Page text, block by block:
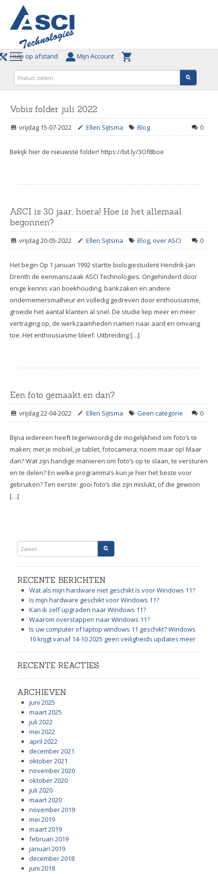
Hulp op afstand Mijn Account
Vobis folder juli 2022
0
vrijdag 15-07-2022 Ellen Sijtsma Blog
Bekijk hier de nieuwste folder! https://bit.ly/3Of8boe
ASCI is 30 jaar, hoera! Hoe is het allemaal
begonnen?
0
vrijdag 20-05-2022 Ellen Sijtsma Blog,over ASCI
Het begin Op 1 januari 1992 startte biologiestudent Hendrik-Jan
Drenth de eenmanszaak ASCI Technologies. Ongehinderd door
enige kennis van boekhouding, bankzaken en andere
ondernemersmalheur en volledig gedreven door enthousiasme,
groeide het aantal klanten al snel. De studie liep meer en meer
vertraging op, de werkzaamheden namen naar aard en omvang
toe. Het enthousiasme bleef. Uitbreiding […]
Een foto gemaakt en dan?
0
vrijdag 22-04-2022 Ellen Sijtsma Geen categorie
Bijna iedereen heeft tegenwoordig de mogelijkheid om foto’s te
maken; met je mobiel, je tablet, fotocamera; noem maar op! Maar
dan? Wat zijn handige manieren om foto’s op te slaan, te versturen
en te delen? En welke programma’s kun je hier het beste voor
gebruiken? Ten eerste: gooi foto’s die zijn mislukt, of die gewoon
[…]
RECENTE BERICHTEN
Wat als mijn hardware niet geschikt is voor Windows 11?
Is mijn hardware geschikt voor Windows 11?
Kan ik zelf upgraden naar Windows 11?
Waarom overstappen naar Windows 11?
Is uw computer of laptop windows 11 geschikt? Windows
10 krijgt vanaf 14-10 2025 geen veiligheids updates meer
RECENTE REACTIES
ARCHIEVEN
juni 2025
maart 2025
juli 2022
mei 2022
april 2022
december 2021
oktober 2021
november 2020
oktober 2020
juli 2020
maart 2020
november 2019
mei 2019
maart 2019
februari 2019
januari 2019
december 2018
juni 2018